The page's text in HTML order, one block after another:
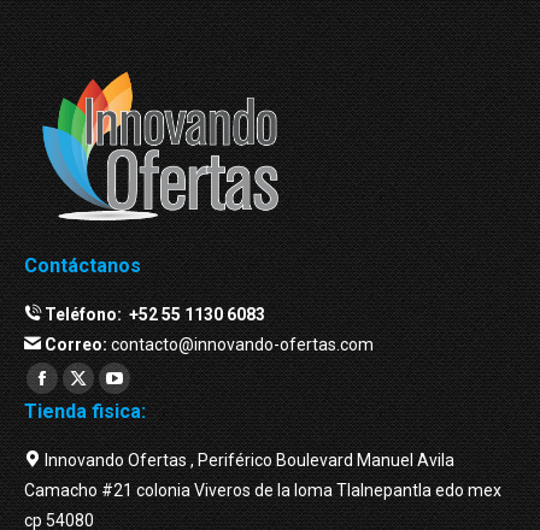
Contáctanos
Teléfono:+52 55 1130 6083
Correo:contacto@innovando-ofertas.com
Facebook
page
opens
in
new
Twitter
page
opens
in
new
YouTube
page
opens
in
new
Tienda fisica:
Innovando Ofertas , Periférico Boulevard Manuel Avila
Camacho #21 colonia Viveros de la loma Tlalnepantla edo mex
cp 54080